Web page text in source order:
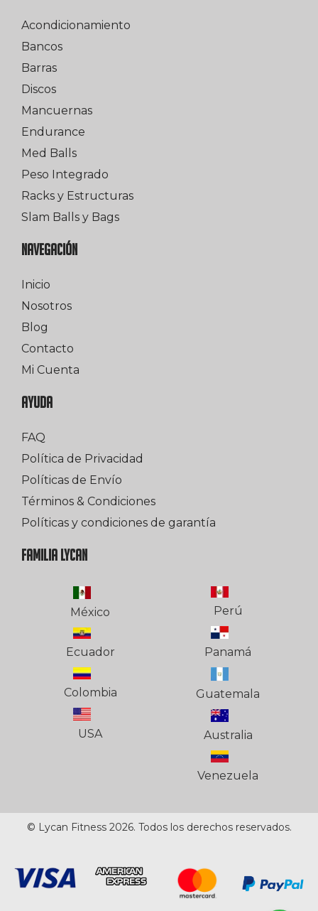
Acondicionamiento
Bancos
Barras
Discos
Mancuernas
Endurance
Med Balls
Peso Integrado
Racks y Estructuras
Slam Balls y Bags
NAVEGACIÓN
Inicio
Nosotros
Blog
Contacto
Mi Cuenta
AYUDA
FAQ
Política de Privacidad
Políticas de Envío
Términos & Condiciones
Políticas y condiciones de garantía
FAMILIA LYCAN
México
Ecuador
Colombia
USA
Perú
Panamá
Guatemala
Australia
Venezuela
© Lycan Fitness 2026. Todos los derechos reservados.